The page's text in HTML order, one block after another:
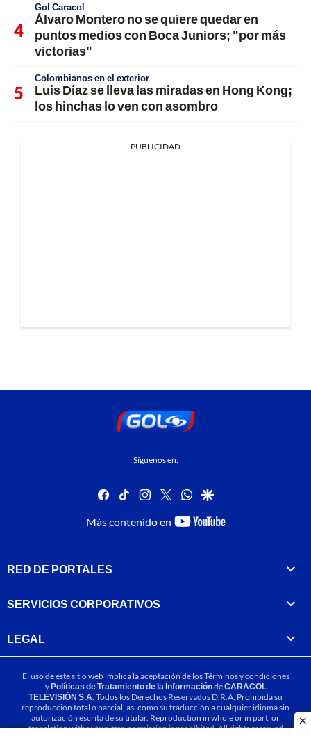
Gol Caracol
Álvaro Montero no se quiere quedar en
puntos medios con Boca Juniors; "por más
victorias"
Colombianos en el exterior
Luis Díaz se lleva las miradas en Hong Kong;
los hinchas lo ven con asombro
PUBLICIDAD
Síguenos en:
facebook
tiktok instagram
twitterwhatsapp
google
Más contenido en
youtube-
RED DE PORTALES
SERVICIOS CORPORATIVOS
LEGAL
El uso de este sitio web implica la aceptación de losTérminos y condiciones
yPolíticas de Tratamiento de la InformacióndeCARACOL
TELEVISIÓN S.A.Todos los Derechos Reservados D.R.A. Prohibida su
reproducción total o parcial, así como su traducción a cualquier idioma sin
autorización escrita de su titular. Reproduction in whole or in part, or
translation without written permission is prohibited. All rights reserved